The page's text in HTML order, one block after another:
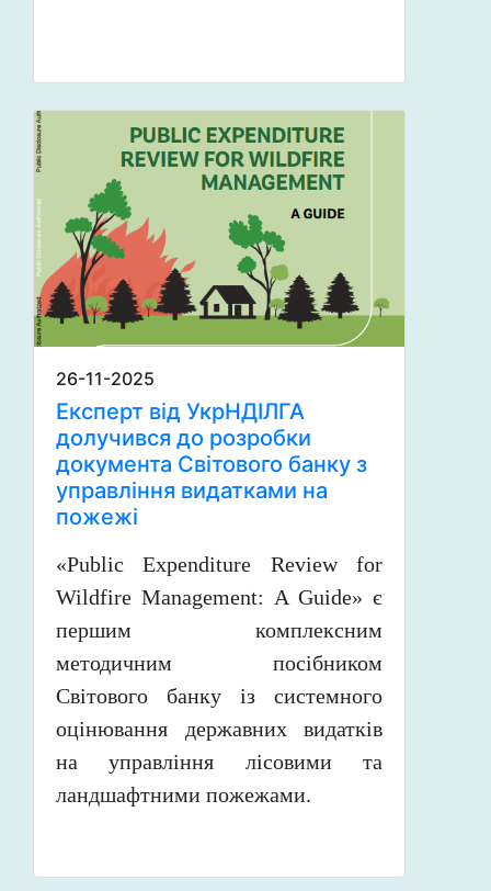
26-11-2025
Експерт від УкрНДІЛГА
долучився до розробки
документа Світового банку з
управління видатками на
пожежі
«Public Expenditure Review for
Wildfire Management: A Guide» є
першим комплексним
методичним посібником
Світового банку із системного
оцінювання державних видатків
на управління лісовими та
ландшафтними пожежами.